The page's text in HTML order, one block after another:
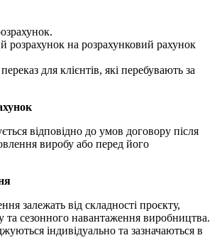
розрахунок на розрахунковий рахунок
для клієнтів, які перебувають за
відповідно до умов договору після
виробу або перед його
залежать від складності проєкту,
та сезонного навантаження виробництва.
індивідуально та зазначаються в